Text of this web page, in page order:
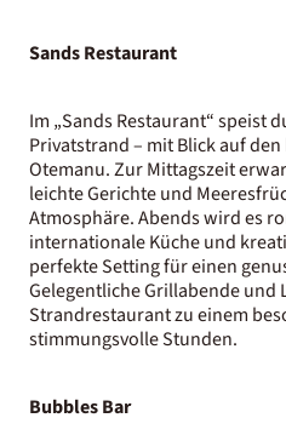
Sands Restaurant
Im „Sands Restaurant“ speist
Privatstrand – mit Blick auf
Otemanu. Zur Mittagszeit
leichte Gerichte und
Atmosphäre. Abends wird es
internationale Küche und
perfekte Setting für einen
Gelegentliche Grillabende und
Strandrestaurant zu einem
stimmungsvolle Stunden.
Bubbles Bar